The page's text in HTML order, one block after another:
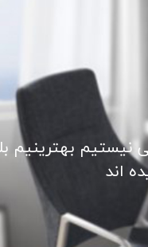
نیستیم بهترینیم
اند